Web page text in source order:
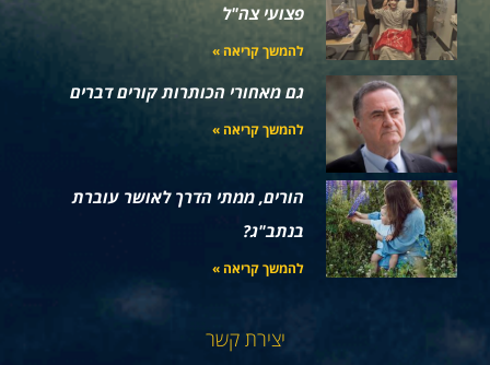
פצועי צה"ל
להמשך קריאה »
גם מאחורי הכותרות קורים דברים
להמשך קריאה »
הורים, ממתי הדרך לאושר עוברת
בנתב"ג?
להמשך קריאה »
יצירת קשר